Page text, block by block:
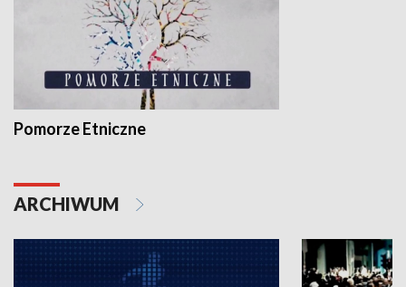
Pomorze Etniczne
ARCHIWUM